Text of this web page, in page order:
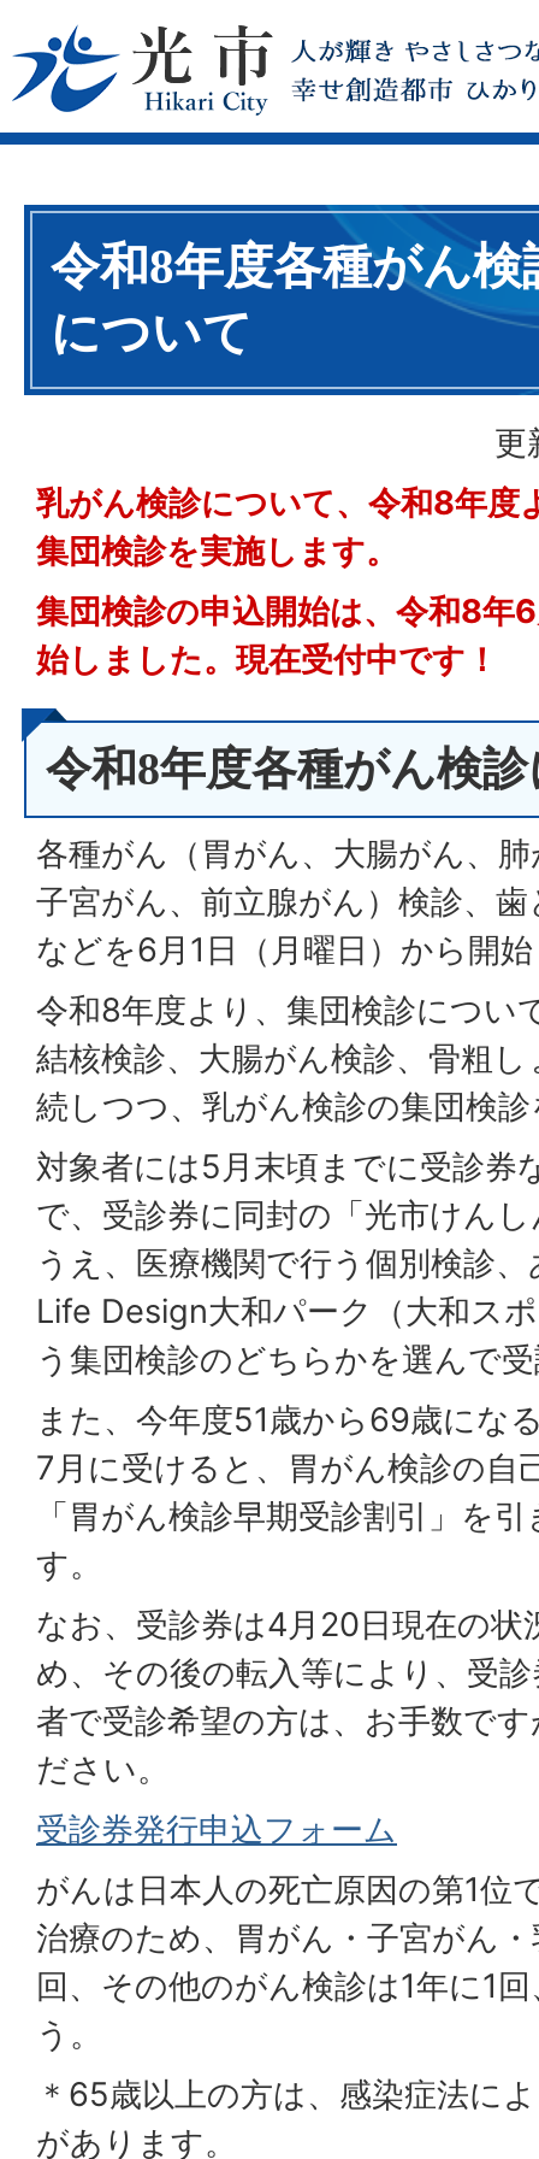
令和8年度各種がん
について
更
乳がん検診について、令和8年度
集団検診を実施します。
集団検診の申込開始は、令和8年
始しました。現在受付中です！
令和8年度各種がん検
各種がん（胃がん、大腸がん、
子宮がん、前立腺がん）検診、
などを6月1日（月曜日）から開
令和8年度より、集団検診につい
結核検診、大腸がん検診、骨粗
続しつつ、乳がん検診の集団検
対象者には5月末頃までに受診券
で、受診券に同封の「光市けん
うえ、医療機関で行う個別検診
Life Design大和パーク（大和ス
う集団検診のどちらかを選んで
また、今年度51歳から69歳にな
7月に受けると、胃がん検診の自
「胃がん検診早期受診割引」を
す。
なお、受診券は4月20日現在の状
め、その後の転入等により、受
者で受診希望の方は、お手数で
ださい。
受診券発行申込フォーム
がんは日本人の死亡原因の第1位
治療のため、胃がん・子宮がん
回、その他のがん検診は1年に1
う。
＊65歳以上の方は、感染症法に
があります。